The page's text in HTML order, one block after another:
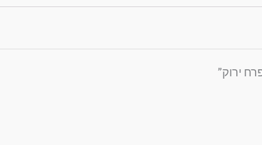
ירוק”